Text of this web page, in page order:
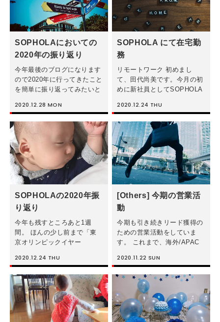
SOPHOLAにおいての
2020年の振り返り
今年最後のブログになります
ので2020年に行ってきたこと
を簡単に振り返ってみたいと
存顧客への対応 2018年から
す。 「自社」ではなく「他
社」 […]
2020.12.28 MON
SOPHOLA にて在宅勤
務
リモートワーク 初めまし
て、田代尚美です。今月の初
めに新社員としてSOPHOLA
ルマーケティングと言う新し
が山々ですが、在宅勤務と言
う新しい仕事方法がこの課題
に追加され […]
2020.12.24 THU
SOPHOLAの2020年振
り返り
今年も残すところあと1週
間。 ほんの少し前まで「東
京オリンピックイヤー
だ！」、「猛暑だ！」と言っ
2020年が終わるところまで来
ていました。笑 この時期、
この時間の流れの早さを […]
2020.12.24 THU
[Others] 今期の営業活
動
今期も引き続きリード獲得の
ための営業活動をしていま
す。 これまで、海外/APAC
としている広告代理店とWeb
している制作会社を中心に営
業をしてきましたが反応が良
くなく、 […]
2020.11.22 SUN